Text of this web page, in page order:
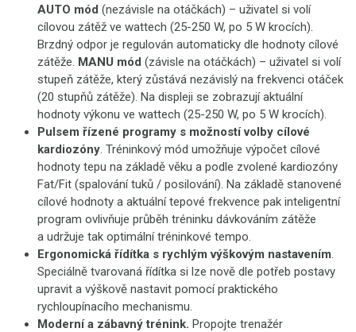
AUTO mód (nezávisle na otáčkách) – uživatel si volí
cílovou zátěž ve wattech (25-250 W, po 5 W krocích).
Brzdný odpor je regulován automaticky dle hodnoty cílové
zátěže. MANU mód (závisle na otáčkách) – uživatel si volí
stupeň zátěže, který zůstává nezávislý na frekvenci otáček
(20 stupňů zátěže). Na displeji se zobrazují aktuální
hodnoty výkonu ve wattech (25-250 W, po 5 W krocích).
Pulsem řízené programy s možností volby cílové
kardiozóny. Tréninkový mód umožňuje výpočet cílové
hodnoty tepu na základě věku a podle zvolené kardiozóny
Fat/Fit (spalování tuků / posilování). Na základě stanovené
cílové hodnoty a aktuální tepové frekvence pak inteligentní
program ovlivňuje průběh tréninku dávkováním zátěže
a udržuje tak optimální tréninkové tempo.
Ergonomická řídítka s rychlým výškovým nastavením.
Speciálně tvarovaná řídítka si lze nově dle potřeb postavy
upravit a výškově nastavit pomocí praktického
rychloupínacího mechanismu.
Moderní a zábavný trénink. Propojte trenažér